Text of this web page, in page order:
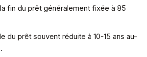
fin du prêt généralement fixée à 85
du prêt souvent réduite à 10-15 ans au-